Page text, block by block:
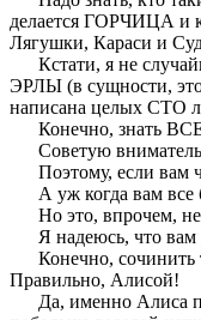
делается ГОРЧИЦА и
Лягушки, Караси и
Кстати, я не
ЭРЛЫ (в сущности,
написана целых СТО
Конечно, знать ВСЕ
Советую
Поэтому, если вам
А уж когда вам все
Но это, впрочем, не
Я надеюсь, что вам
Конечно, сочинить
Правильно, Алисой!
Да, именно Алиса